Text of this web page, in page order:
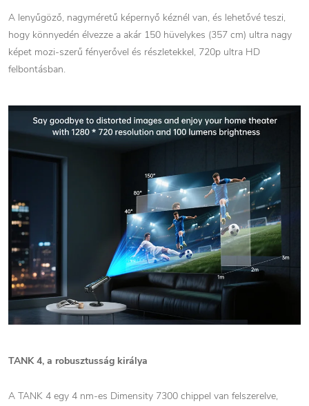
A lenyűgöző, nagyméretű képernyő kéznél van, és lehetővé teszi,
hogy könnyedén élvezze a akár 150 hüvelykes (357 cm) ultra nagy
képet mozi-szerű fényerővel és részletekkel, 720p ultra HD
felbontásban.
TANK 4, a robusztusság királya
A TANK 4 egy 4 nm-es Dimensity 7300 chippel van felszerelve,